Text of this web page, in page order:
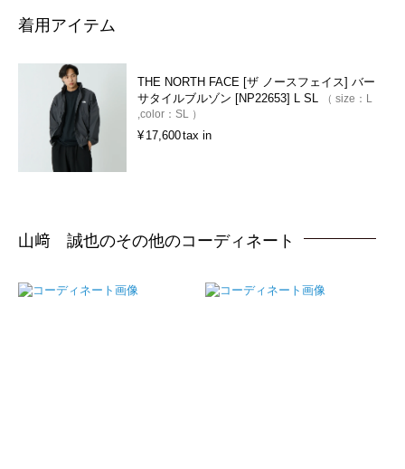
着用アイテム
THE NORTH FACE [ザ ノースフェイス] バー
サタイルブルゾン [NP22653] L SL
size： L
color： SL
¥ 17,600tax in
山﨑 誠也のその他のコーディネート